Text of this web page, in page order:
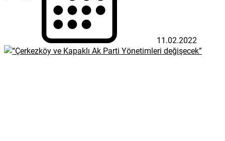
11.02.2022